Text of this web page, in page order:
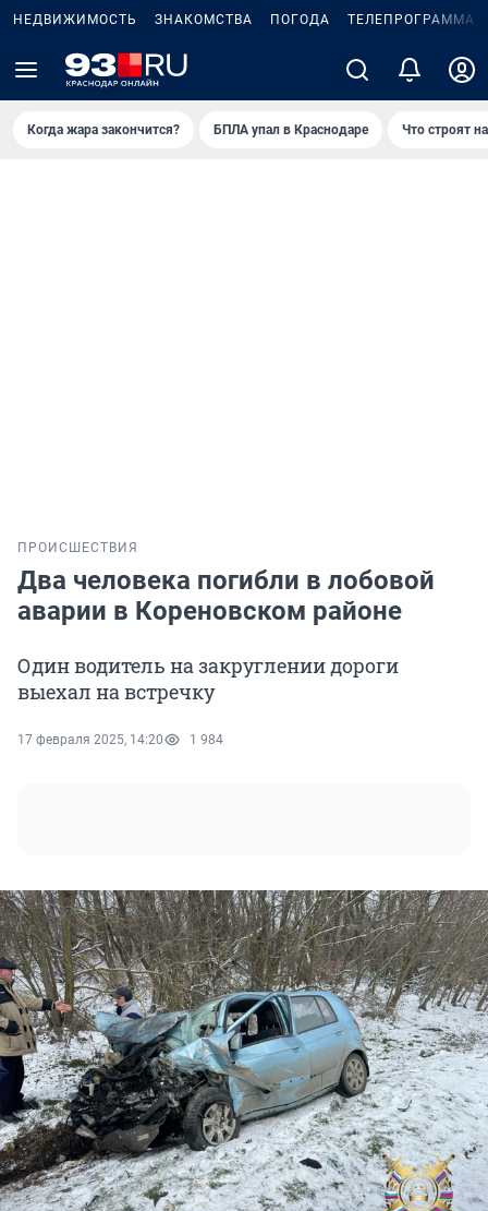
НЕДВИЖИМОСТЬ ЗНАКОМСТВА ПОГОДА ТЕЛЕПРОГРАММА
Когда жара закончится? БПЛА упал в Краснодаре Что строят
ПРОИСШЕСТВИЯ
Два человека погибли в лобовой
аварии в Кореновском районе
Один водитель на закруглении дороги
выехал на встречку
17 февраля 2025, 14:20 1 984